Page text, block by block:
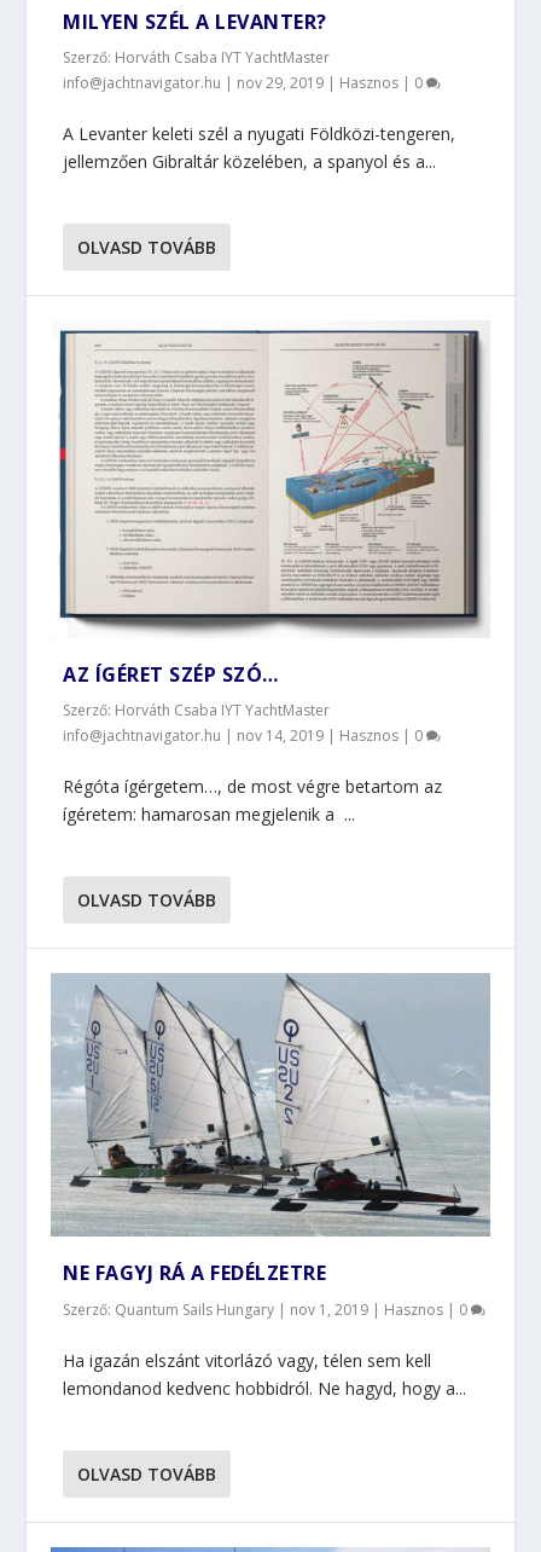
MILYEN SZÉL A LEVANTER?
Szerző: Horváth Csaba IYT YachtMaster
info@jachtnavigator.hu | nov 29, 2019 | Hasznos | 0
A Levanter keleti szél a nyugati Földközi-tengeren,
jellemzően Gibraltár közelében, a spanyol és a...
OLVASD TOVÁBB
AZ ÍGÉRET SZÉP SZÓ…
Szerző: Horváth Csaba IYT YachtMaster
info@jachtnavigator.hu | nov 14, 2019 | Hasznos | 0
Régóta ígérgetem…, de most végre betartom az
ígéretem: hamarosan megjelenik a ...
OLVASD TOVÁBB
NE FAGYJ RÁ A FEDÉLZETRE
Szerző: Quantum Sails Hungary | nov 1, 2019 | Hasznos | 0
Ha igazán elszánt vitorlázó vagy, télen sem kell
lemondanod kedvenc hobbidról. Ne hagyd, hogy a...
OLVASD TOVÁBB